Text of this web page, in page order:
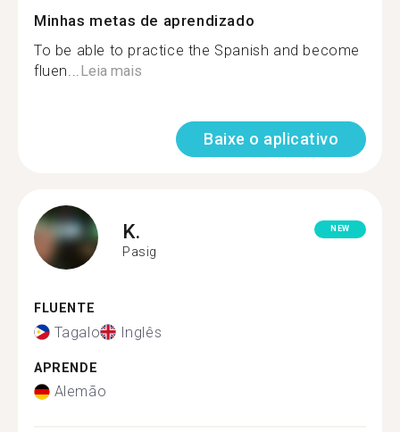
Minhas metas de aprendizado
To be able to practice the Spanish and become
fluen...Leia mais
Baixe o aplicativo
K.
Pasig
NEW
FLUENTE
Tagalo Inglês
APRENDE
Alemão